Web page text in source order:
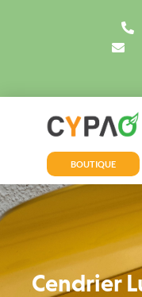
BOUTIQUE
Cendrier